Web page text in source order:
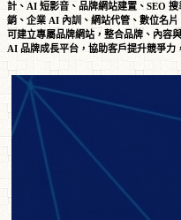
計、AI 短影音、品牌網站建置、SEO
銷、企業 AI 內訓、網站代管、數位名
可建立專屬品牌網站，整合品牌、內容
AI 品牌成長平台，協助客戶提升競爭力